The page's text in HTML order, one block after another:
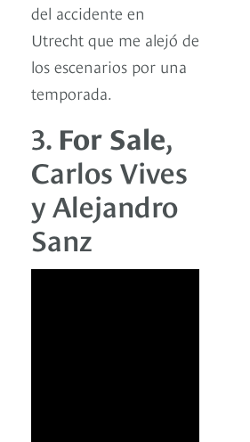
del accidente en
Utrecht que me alejó de
los escenarios por una
temporada.
3. For Sale,
Carlos Vives
y Alejandro
Sanz